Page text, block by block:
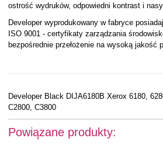
ostrość wydruków, odpowiedni kontrast i
Developer wyprodukowany w fabryce
ISO 9001 - certyfikaty zarządzania
bezpośrednie przełożenie na wysoką jakość
Developer Black DIJA6180B Xerox 6180,
C2800, C3800
Powiązane produkty: